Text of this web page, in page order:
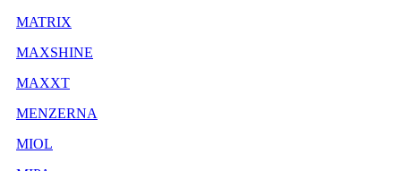
MATRIX
MAXSHINE
MAXXT
MENZERNA
MIOL